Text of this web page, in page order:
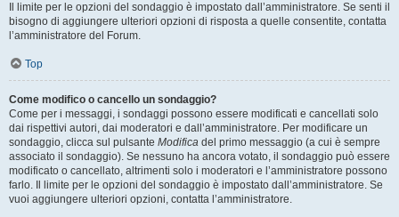
Il limite per le opzioni del sondaggio è impostato dall’amministratore. Se senti il
bisogno di aggiungere ulteriori opzioni di risposta a quelle consentite, contatta
l’amministratore del Forum.
Top
Come modifico o cancello un sondaggio?
Come per i messaggi, i sondaggi possono essere modificati e cancellati solo
dai rispettivi autori, dai moderatori e dall’amministratore. Per modificare un
sondaggio, clicca sul pulsante Modifica del primo messaggio (a cui è sempre
associato il sondaggio). Se nessuno ha ancora votato, il sondaggio può essere
modificato o cancellato, altrimenti solo i moderatori e l’amministratore possono
farlo. Il limite per le opzioni del sondaggio è impostato dall’amministratore. Se
vuoi aggiungere ulteriori opzioni, contatta l’amministratore.